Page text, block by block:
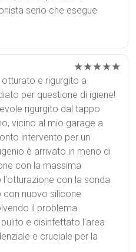
serio che esegue
★★★★★
e rigurgito a
per questione di igiene!
rigurgito dal tappo
vicino al mio garage a
intervento per un
è arrivato in meno di
con la massima
con la sonda
con nuovo silicone
il problema
e disinfettato l'area
e cruciale per la